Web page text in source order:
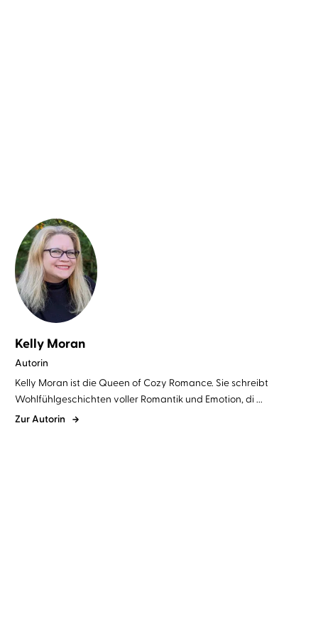
Kelly Moran
Autorin
Kelly Moran ist die Queen of Cozy Romance. Sie schreibt
Wohlfühlgeschichten voller Romantik und Emotion, di ...
Zur Autorin